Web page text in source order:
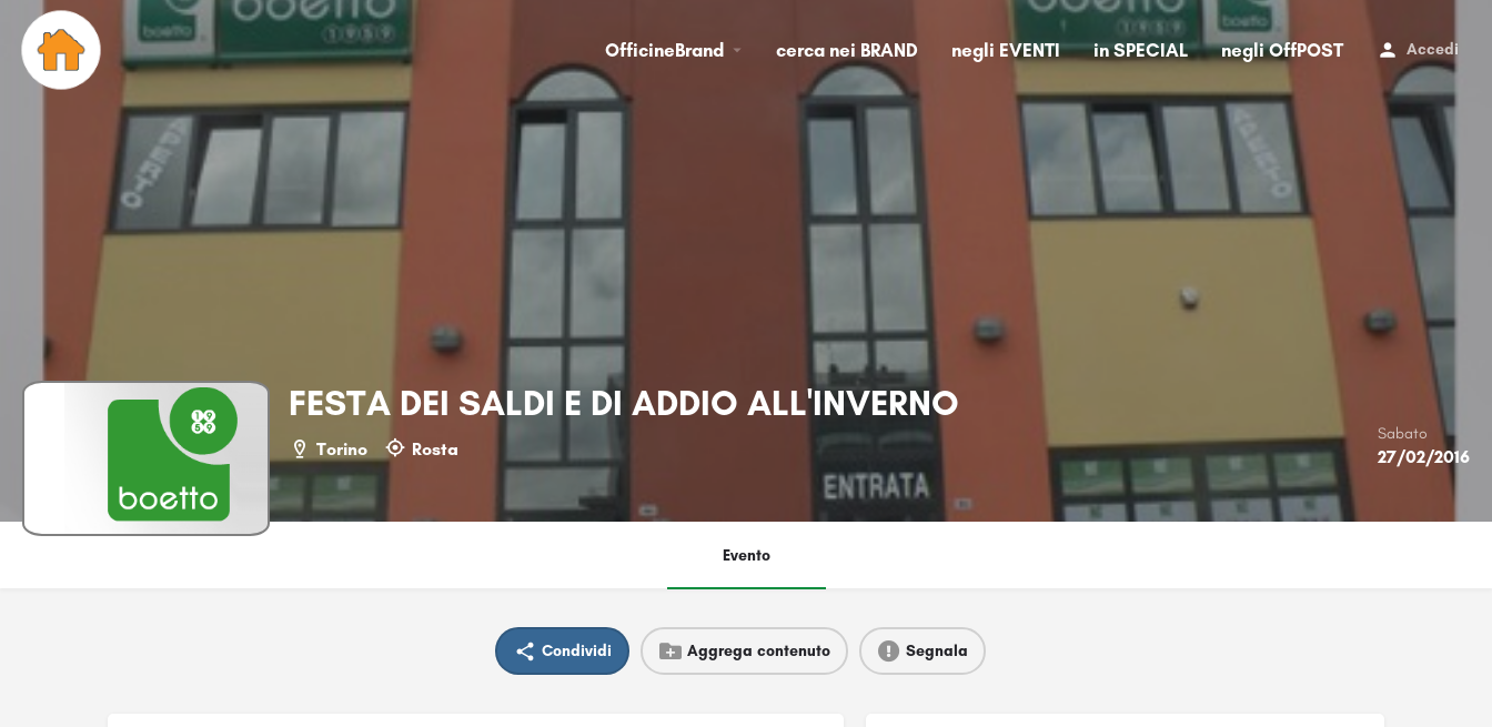
OfficineBrand cerca nei BRAND negli EVENTI in SPECIAL negli OffPOST Accedi
FESTA DEI SALDI E DI ADDIO ALL'INVERNO
Torino Rosta
Sabato
27/02/2016
Evento
Condividi Aggrega contenuto Segnala